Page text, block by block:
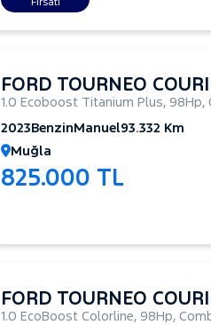
FORD TOURNEO
1.0 Ecoboost Titanium Plus, 98Hp,
2023BenzinManuel93.332 Km
Muğla
825.000 TL
FORD TOURNEO
1.0 EcoBoost Colorline, 98Hp,